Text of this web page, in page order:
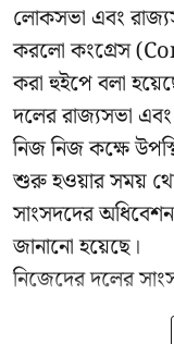
লোকসভা এবং
করলো কংগ্রেস
করা হুইপে বলা
দলের রাজ্যসভা
নিজ নিজ কক্ষে
শুরু হওয়ার সময়
সাংসদদের
জানানো হয়েছে।
নিজেদের দলের